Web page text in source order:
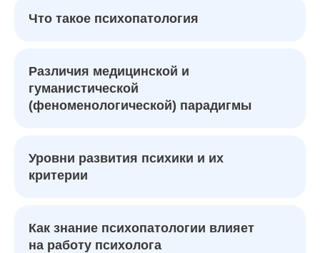
Что такое психопатология
Различия медицинской и
гуманистической
(феноменологической) парадигмы
Уровни развития психики и их
критерии
Как знание психопатологии влияет
на работу психолога